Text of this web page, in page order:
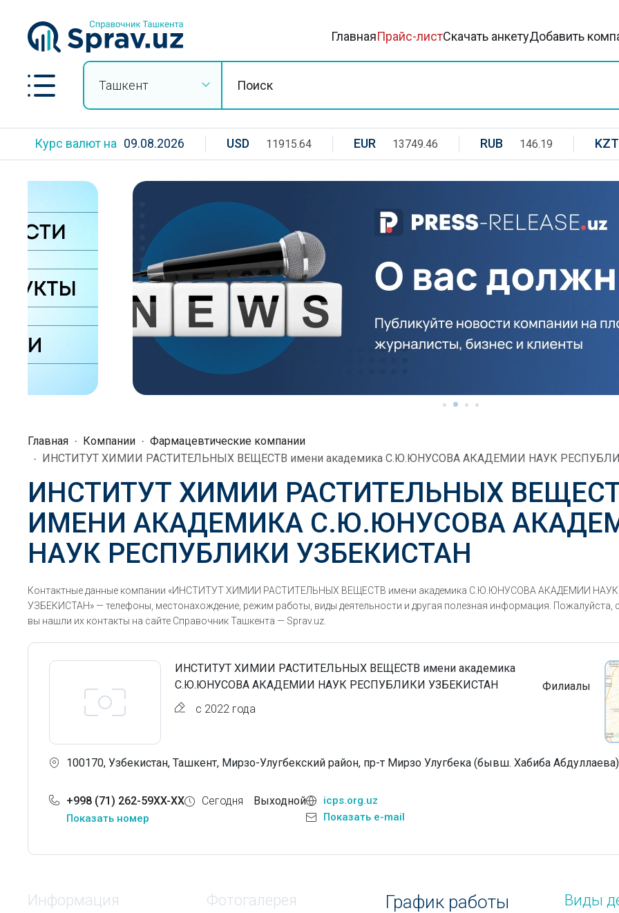
ГлавнаяПрайс-листСкачать анкетуДобавить
Ташкент
Курс валют на 09.08.2026 USD 11915.64 EUR 13749.46 RUB 146.19 KZT
Главная Компании
Фармацевтические компании
ИНСТИТУТ ХИМИИ РАСТИТЕЛЬНЫХ ВЕЩЕСТВ имени академика С.Ю.ЮНУСОВА АКАДЕМИИ НАУК
ИНСТИТУТ ХИМИИ РАСТИТЕЛЬНЫХ
ИМЕНИ АКАДЕМИКА С.Ю.ЮНУСОВА
НАУК РЕСПУБЛИКИ УЗБЕКИСТАН
Контактные данные компании «ИНСТИТУТ ХИМИИ РАСТИТЕЛЬНЫХ ВЕЩЕСТВ имени академика С.Ю.ЮНУСОВА АКАДЕМИИ
УЗБЕКИСТАН» — телефоны, местонахождение, режим работы, виды деятельности и другая полезная информация. Пожалуйста,
вы нашли их контакты на сайте Справочник Ташкента — Sprav.uz.
ИНСТИТУТ ХИМИИ РАСТИТЕЛЬНЫХ ВЕЩЕСТВ имени академика
С.Ю.ЮНУСОВА АКАДЕМИИ НАУК РЕСПУБЛИКИ УЗБЕКИСТАН
с 2022 года
Филиалы
100170, Узбекистан, Ташкент, Мирзо-Улугбекский район, пр-т Мирзо Улугбека (бывш. Хабиба
+998 (71) 262-59XX-XX
Показать номер
Сегодня Выходной
icps.org.uz
Показать e-mail
Информация Фотогалерея График работы Виды